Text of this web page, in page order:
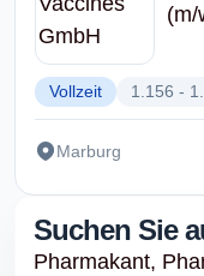
(m/
Vollzeit 1.156 -
Marburg
Suchen Sie
Pharmakant,